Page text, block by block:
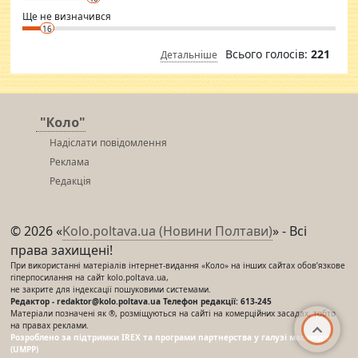
Ще не визначився
16
Детальніше Всього голосів: 221
"Коло"
Надіслати повідомлення
Реклама
Редакція
© 2026 «Kolo.poltava.ua (Новини Полтави)» - Всі
права захищені!
При використанні матеріалів інтернет-видання «Коло» на інших сайтах обов’язкове
гіперпосилання на сайт kolo.poltava.ua,
не закрите для індексації пошуковими системами.
Редактор - redaktor@kolo.poltava.ua Телефон редакції: 613-245
Матеріали позначені як ®, розміщуються на сайті на комерційних засадах, тобто
на правах реклами.
Розроблено за підтримки IREX та програми партнерства у галузі мас-медіа
(UMPP)